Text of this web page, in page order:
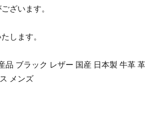
ざいます。
します。
品 ブラック レザー 国産 日本製 牛革
メンズ